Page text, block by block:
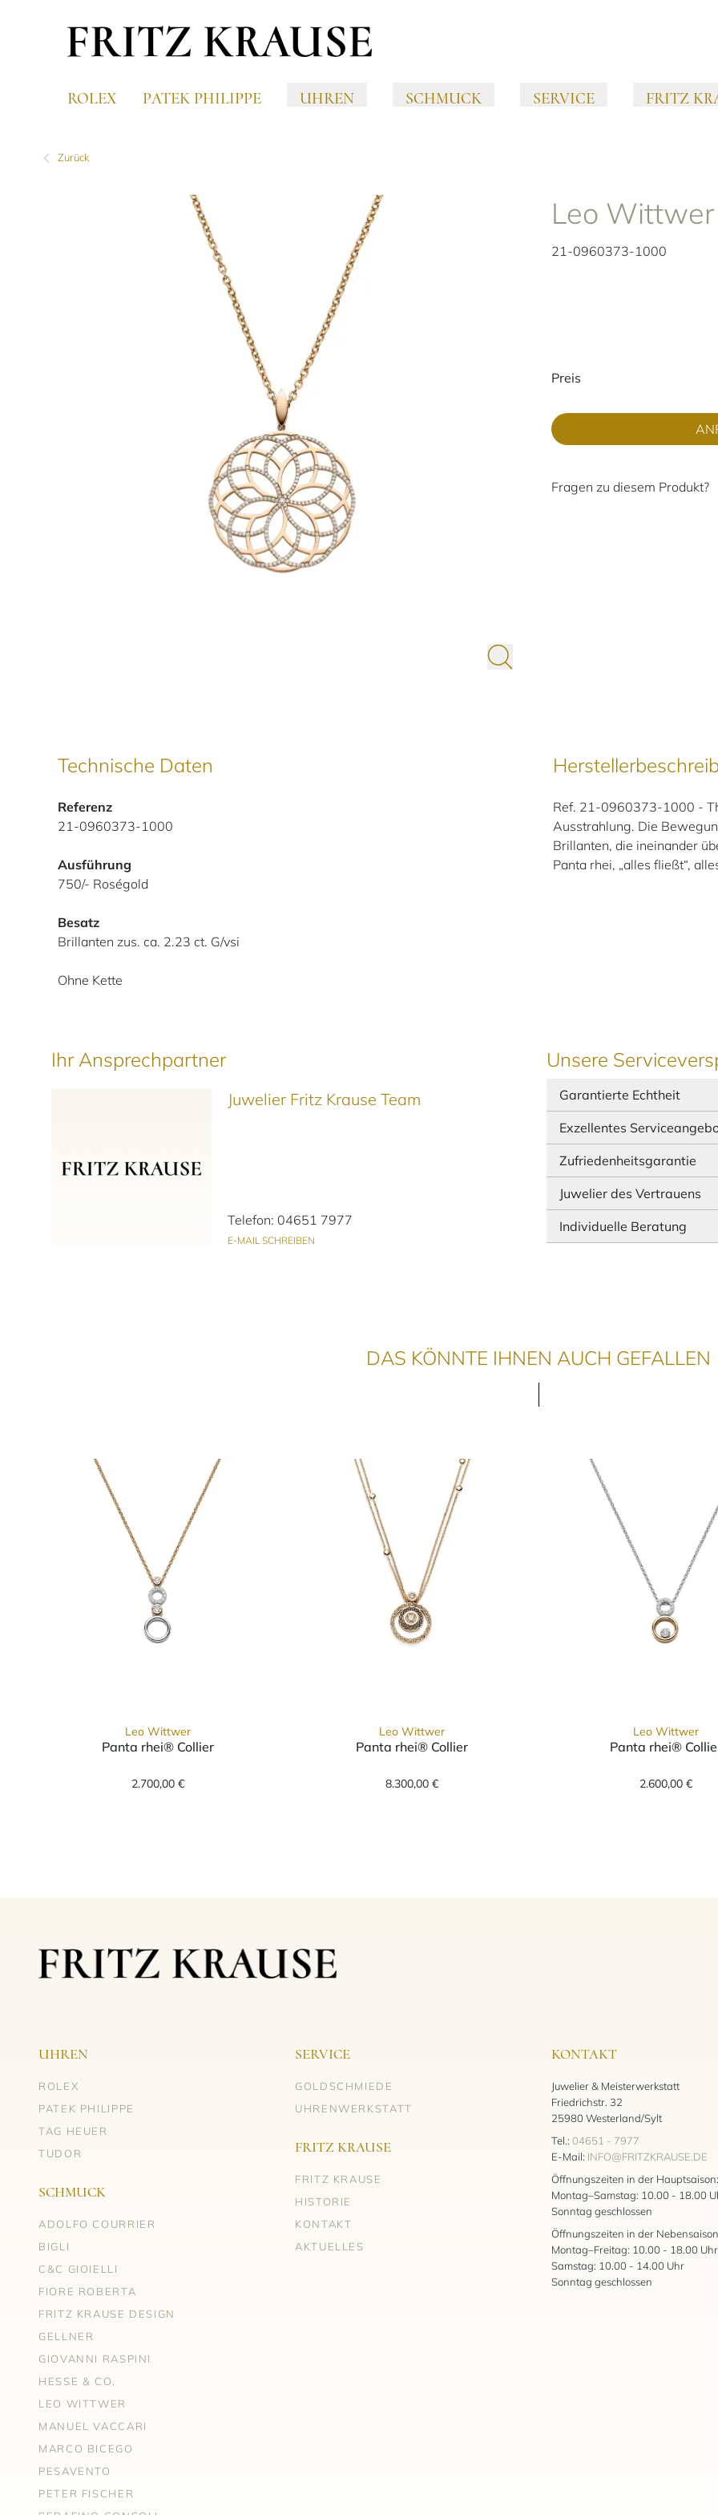
ROLEX PATEK PHILIPPE UHREN SCHMUCK SERVICE FRITZ
Zurück
Leo
21-0960373-1000
Preis
Fragen zu diesem Produkt?
Technische Daten
Referenz
21-0960373-1000
Ausführung
750/- Roségold
Besatz
Brillanten zus. ca. 2.23 ct. G/vsi
Ohne Kette
Ref. 21-0960373-1000 -
Ausstrahlung. Die
Brillanten, die ineinander
Panta rhei, „alles fließt“,
Ihr Ansprechpartner
Juwelier Fritz Krause Team
Telefon: 04651 7977
E-MAIL SCHREIBEN
Unsere
Garantierte Echtheit
Exzellentes
Zufriedenheitsgarantie
Juwelier des Vertrauens
Individuelle Beratung
DAS KÖNNTE IHNEN AUCH GEFALLEN
Leo Wittwer
Panta rhei® Collier
2.700,00 €
Leo Wittwer
Panta rhei® Collier
8.300,00 €
Leo Wittwer
Panta rhei®
2.600,00 €
UHREN
ROLEX
PATEK PHILIPPE
TAG HEUER
TUDOR
SCHMUCK
ADOLFO COURRIER
BIGLI
C&C GIOIELLI
FIORE ROBERTA
FRITZ KRAUSE DESIGN
GELLNER
GIOVANNI RASPINI
HESSE & CO.
LEO WITTWER
MANUEL VACCARI
MARCO BICEGO
PESAVENTO
PETER FISCHER
SERVICE
GOLDSCHMIEDE
UHRENWERKSTATT
FRITZ KRAUSE
FRITZ KRAUSE
HISTORIE
KONTAKT
AKTUELLES
KONTAKT
Juwelier & Meisterwerkstatt
Friedrichstr. 32
25980 Westerland/Sylt
Tel.: 04651 - 7977
E-Mail: INFO@FRITZKRAUSE.DE
Öffnungszeiten in der Hauptsaison:
Montag–Samstag: 10.00 - 18.00
Sonntag geschlossen
Öffnungszeiten in der
Montag–Freitag: 10.00 - 18.00 Uhr
Samstag: 10.00 - 14.00 Uhr
Sonntag geschlossen